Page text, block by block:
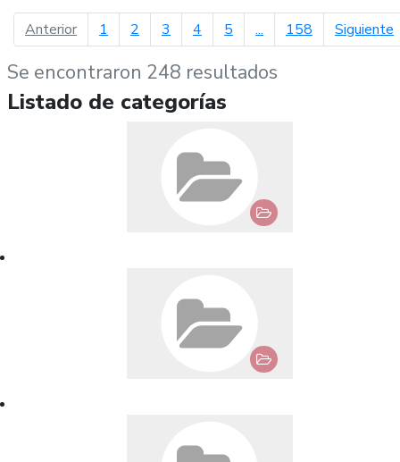
Anteriorpágina anterior
1 2 3 4 5 ... 158 Siguiente
Se encontraron 248 resultados
Listado de categorías